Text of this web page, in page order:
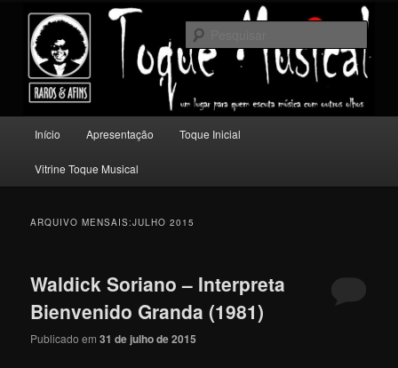
conteúdo
principal
conteúdo
secundário
Toque Musical
Um lugar para quem escuta música com outros olhos.
principal
Início Apresentação Toque Inicial
Vitrine Toque Musical
ARQUIVO MENSAIS:JULHO 2015
Waldick Soriano – Interpreta
Bienvenido Granda (1981)
Publicado em31 de julho de 2015